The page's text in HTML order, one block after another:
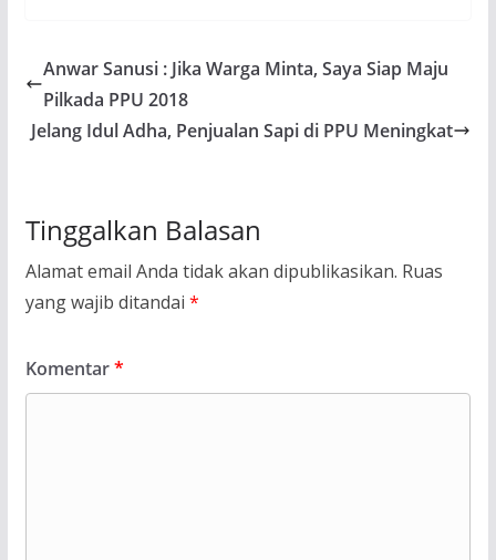
Anwar Sanusi : Jika Warga Minta, Saya Siap Maju
Pilkada PPU 2018
Jelang Idul Adha, Penjualan Sapi di PPU Meningkat
Tinggalkan Balasan
Alamat email Anda tidak akan dipublikasikan. Ruas
yang wajib ditandai *
Komentar*